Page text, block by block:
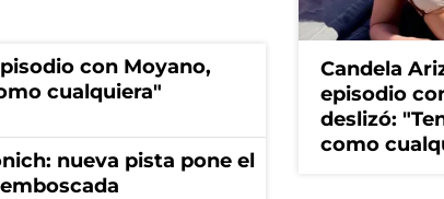
con Moyano,
cualquiera"
nueva pista pone el
Candela
episodio
deslizó:
como